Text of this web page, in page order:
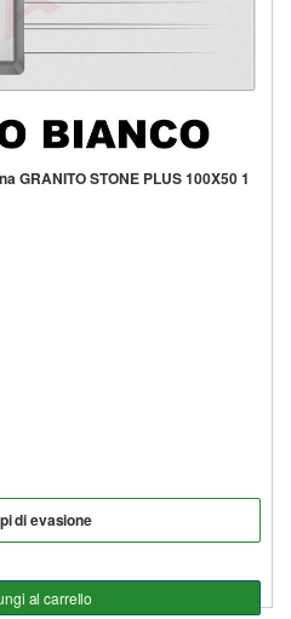
GRANITO STONE PLUS 100X50 1
di evasione
al carrello